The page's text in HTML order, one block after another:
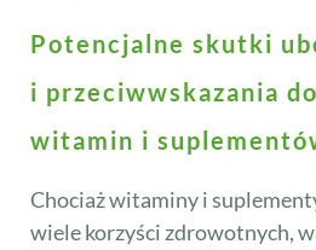
Potencjalne skutki
i przeciwwskazania
witamin i
Chociaż witaminy i
wiele korzyści zdrowotnych,